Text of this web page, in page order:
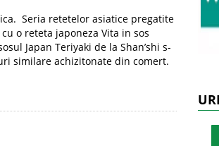
Seria retetelor asiatice pregatite
o reteta japoneza Vita in sos
Japan Teriyaki de la Shan’shi s-
similare achizitonate din comert.